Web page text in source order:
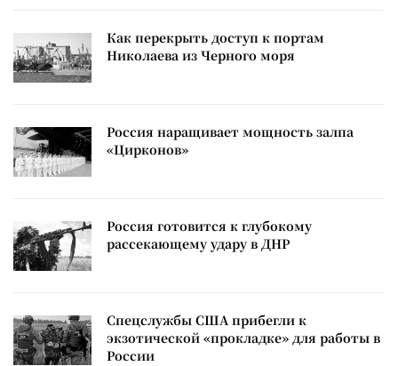
Как перекрыть доступ к портам
Николаева из Черного моря
Россия наращивает мощность залпа
«Цирконов»
Россия готовится к глубокому
рассекающему удару в ДНР
Спецслужбы США прибегли к
экзотической «прокладке» для работы в
России